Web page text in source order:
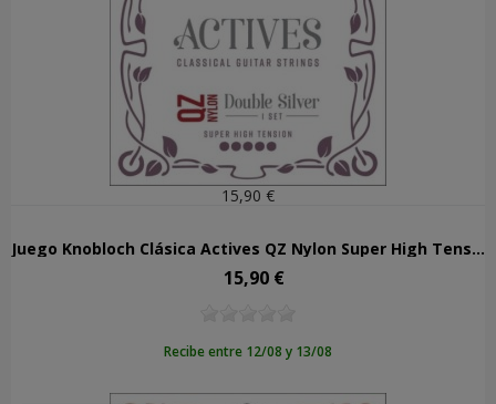
15,90 €
Juego Knobloch Clásica Actives QZ Nylon Super High Tension 600ADQ
Precio
15,90 €
Recibe entre 12/08 y 13/08